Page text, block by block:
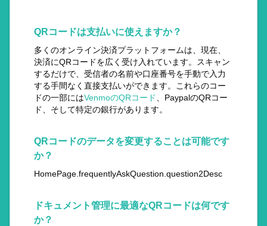
QRコードは支払いに使えますか？
多くのオンライン決済プラットフォームは、現在、
決済にQRコードを広く受け入れています。スキャン
するだけで、受信者の名前や口座番号を手動で入力
する手間なく直接支払いができます。これらのコー
ドの一部にはVenmoのQRコード
、PaypalのQRコー
ド、そして特定の銀行があります。
QRコードのデータを変更することは可能です
か？
HomePage.frequentlyAskQuestion.question2Desc
ドキュメント管理に最適なQRコードは何です
か？